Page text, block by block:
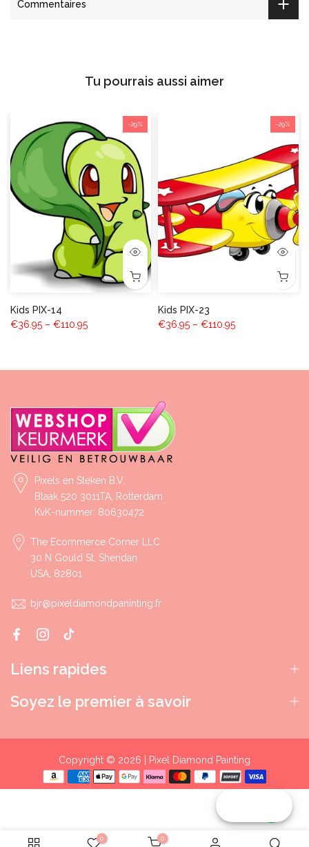
Commentaires
Tu pourrais aussi aimer
-29%
Kids PIX-14
€36.95 – €110.95
-29%
Kids PIX-23
€36.95 – €110.95
Pixels en Steken B.V.
Blaak 520 3011TA, Rotterdam
KvK-nummer: 80630472
The Ecommerce Corner LLC
30 N Gould St, Sheridan
USA, 82801
bjr@pixeldiamondpaninting.fr
Liens rapides
Soyez le premier à savoir
Copyright © 2026 | Pixel Diamond Painting
0 0